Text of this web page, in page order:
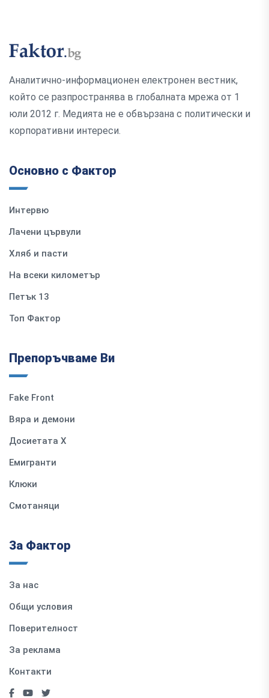
Аналитично-информационен електронен вестник,
който се разпространява в глобалната мрежа от 1
юли 2012 г. Медията не е обвързана с политически и
корпоративни интереси.
Основно с Фактор
Интервю
Лачени цървули
Хляб и пасти
На всеки километър
Петък 13
Топ Фактор
Препоръчваме Ви
Fake Front
Вяра и демони
Досиетата Х
Емигранти
Клюки
Смотаняци
За Фактор
За нас
Общи условия
Поверителност
За реклама
Контакти